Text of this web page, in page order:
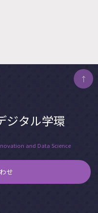
↑
ジタル学環
and Data Science
せ